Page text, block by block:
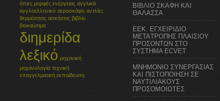
ήπιες μορφές ενέργειας αγγλικά
αγγλοελληνικό αεροσκάφη αντλίες
θερμότητας ασκήσεις βιβλίο
βιοκαύσιμα
διημερίδα
λεξικό μηχανική
μηχανολογία τεχνική
επαγγελματική εκπαίδευση
ΒΙΒΛΙΟ ΣΚΑΦΗ ΚΑΙ
ΘΑΛΑΣΣΑ
ΕΕΚ. ΕΓΧΕΙΡΙΔΙΟ
ΜΕΤΑTΡΟΠΗΣ ΠΛΑΙΣΙΟΥ
ΠΡΟΣΟΝΤΩΝ ΣΤΟ
ΣΥΣΤΗΜΑ ECVET
ΜΝΗΜΟΝΙΟ ΣΥΝΕΡΓΑΣΙΑΣ
ΚΑΙ ΠΙΣΤΟΠΟΙΗΣΗ ΣΕ
ΝΑΥΤΙΛΙΑΚΟΥΣ
ΠΡΟΣΟΜΟΙΩΤΕΣ